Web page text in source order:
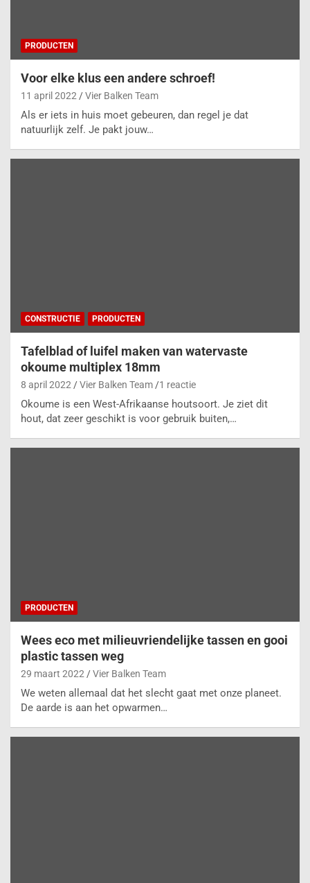
PRODUCTEN
Voor elke klus een andere schroef!
11 april 2022 Vier Balken Team
Als er iets in huis moet gebeuren, dan regel je dat
natuurlijk zelf. Je pakt jouw…
CONSTRUCTIE PRODUCTEN
Tafelblad of luifel maken van watervaste
okoume multiplex 18mm
8 april 2022 Vier Balken Team 1 reactie
Okoume is een West-Afrikaanse houtsoort. Je ziet dit
hout, dat zeer geschikt is voor gebruik buiten,…
PRODUCTEN
Wees eco met milieuvriendelijke tassen en gooi
plastic tassen weg
29 maart 2022 Vier Balken Team
We weten allemaal dat het slecht gaat met onze planeet.
De aarde is aan het opwarmen…